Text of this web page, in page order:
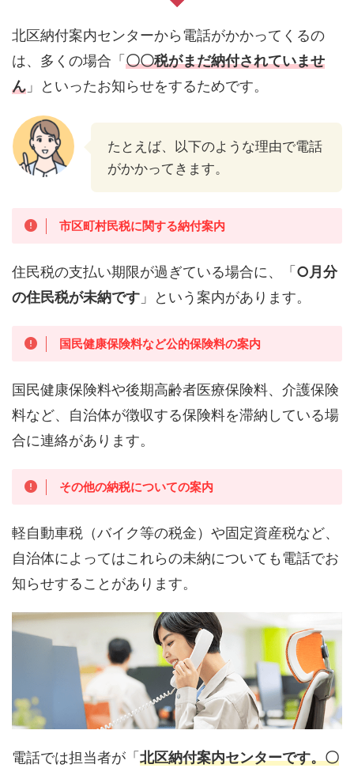
北区納付案内センターから電話がかかってくるの
は、多くの場合「 〇〇税がまだ納付されていませ
ん 」といったお知らせをするためです。
たとえば、以下のような理由で電話
がかかってきます。
市区町村民税に関する納付案内
住民税の支払い期限が過ぎている場合に、「 ○月分
の住民税が未納です 」という案内があります。
国民健康保険料など公的保険料の案内
国民健康保険料や後期高齢者医療保険料、介護保険
料など、自治体が徴収する保険料を滞納している場
合に連絡があります。
その他の納税についての案内
軽自動車税（バイク等の税金）や固定資産税など、
自治体によってはこれらの未納についても電話でお
知らせすることがあります。
電話では担当者が「 北区納付案内センターです。〇